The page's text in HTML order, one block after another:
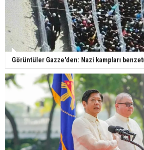
Görüntüler Gazze'den: Nazi kampları